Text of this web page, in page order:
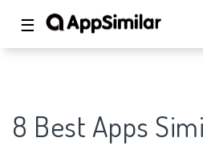
☰
8 Best Apps